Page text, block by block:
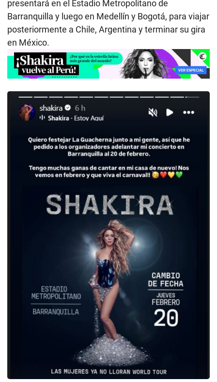
presentará en el Estadio Metropolitano de
Barranquilla y luego en Medellín y Bogotá, para viajar
posteriormente a Chile, Argentina y terminar su gira
en México.